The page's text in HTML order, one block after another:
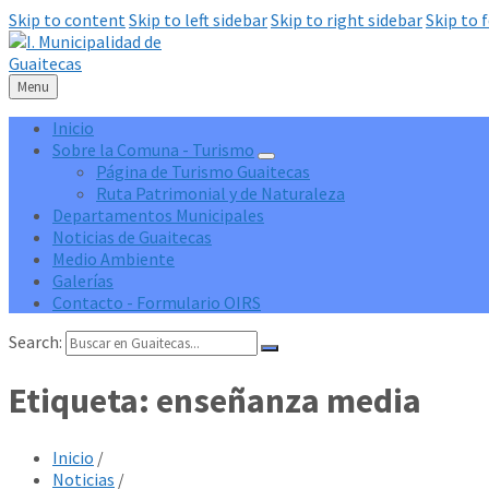
Skip to contentSkip to left sidebarSkip to right sidebarSkip to
Menu
Inicio
Sobre la Comuna - Turismo
Página de Turismo Guaitecas
Ruta Patrimonial y de Naturaleza
Departamentos Municipales
Noticias de Guaitecas
Medio Ambiente
Galerías
Contacto - Formulario OIRS
Search:
Etiqueta: enseñanza media
Inicio /
Noticias /